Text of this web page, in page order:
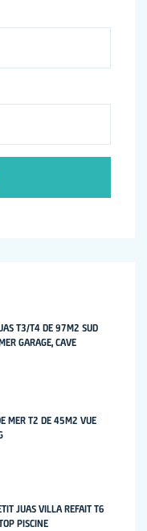
T3/T4 DE 97M2 SUD
GARAGE, CAVE
MER T2 DE 45M2 VUE
JUAS VILLA REFAIT T6
PISCINE